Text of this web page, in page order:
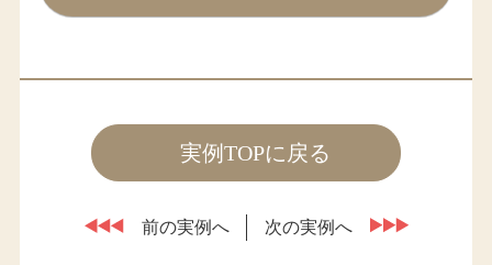
実例TOPに戻る
前の実例へ 次の実例へ